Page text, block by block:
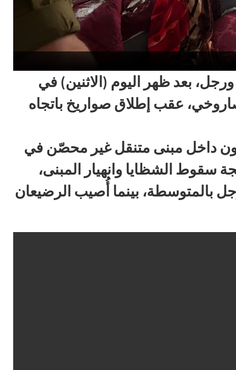
بعد ظهر اليوم (الاثنين) في
عقب إطلاق صواريخ باتجاه
داخل مبنى متنقل غير محصّن في
سقوط الشظايا وانهيار المبنى،
بالمتوسطة، بينما أُصيب الرضيعان